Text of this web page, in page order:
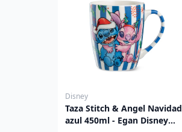
Disney
Taza Stitch & Angel Navidad
azul 450ml - Egan Disney